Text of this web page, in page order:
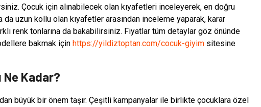
Çocuk için alınabilecek olan kıyafetleri inceleyerek, en doğru
da uzun kollu olan kıyafetler arasından inceleme yaparak, karar
renk tonlarına da bakabilirsiniz. Fiyatlar tüm detaylar göz önünde
bakmak için https://yildiztoptan.com/cocuk-giyim sitesine
Ne Kadar?
büyük bir önem taşır. Çeşitli kampanyalar ile birlikte çocuklara özel